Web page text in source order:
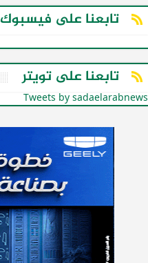
تابعنا على فيسبوك
تابعنا على تويتر
Tweets by sadaelarabnews